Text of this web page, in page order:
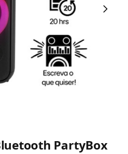
PartyBox